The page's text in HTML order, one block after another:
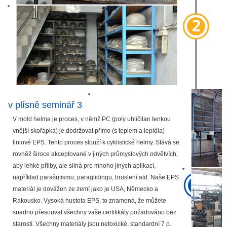
v plísně seminář 3
V mold helma je proces, v němž PC (poly uhličitan tenkou
vnější skořápka) je dodržovat přímo (s teplem a lepidla)
liniové EPS. Tento proces slouží k cyklistické helmy. Stává se
rovněž široce akceptované v jiných průmyslových odvětvích,
aby lehké přilby, ale silná pro mnoho jiných aplikací,
například parašutismu, paraglidingu, bruslení atd. Naše EPS
materiál je dovážen ze zemí jako je USA, Německo a
Rakousko. Vysoká hustota EPS, to znamená, že můžete
snadno přesouvat všechny vaše certifikáty požadováno bez
starostí. Všechny materiály jsou netoxické, standardní 7 p.